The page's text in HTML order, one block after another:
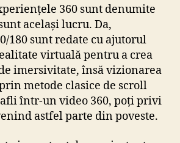
360 sunt denumite
același lucru. Da,
180 sunt redate cu ajutorul
virtuală pentru a crea
imersivitate, însă vizionarea
metode clasice de scroll
afli într-un video 360, poți privi
astfel parte din poveste.